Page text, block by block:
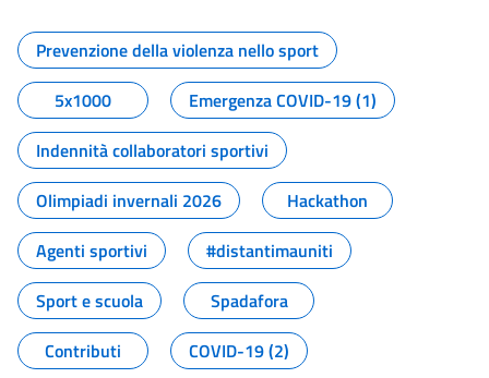
Tutti i contenuti della pagina
Prevenzione della violenza nello sport
5x1000
Emergenza COVID-19 (1)
Indennità collaboratori sportivi
Olimpiadi invernali 2026
Hackathon
Agenti sportivi
#distantimauniti
Sport e scuola
Spadafora
Contributi
COVID-19 (2)